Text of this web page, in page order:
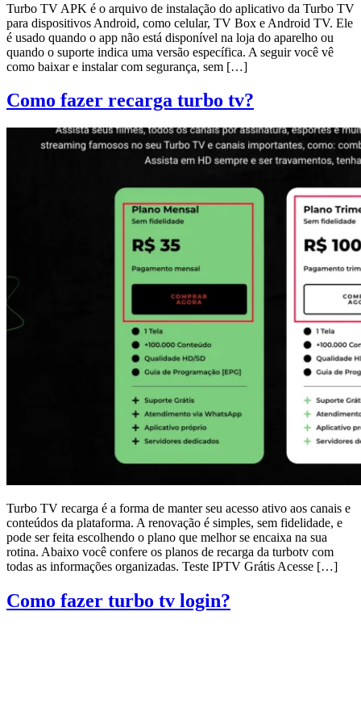
Turbo TV APK é o arquivo de instalação do aplicativo da Turbo TV
para dispositivos Android, como celular, TV Box e Android TV. Ele
é usado quando o app não está disponível na loja do aparelho ou
quando o suporte indica uma versão específica. A seguir você vê
como baixar e instalar com segurança, sem […]
Como fazer recarga turbo tv?
Turbo TV recarga é a forma de manter seu acesso ativo aos canais e
conteúdos da plataforma. A renovação é simples, sem fidelidade, e
pode ser feita escolhendo o plano que melhor se encaixa na sua
rotina. Abaixo você confere os planos de recarga da turbotv com
todas as informações organizadas. Teste IPTV Grátis Acesse […]
Como fazer turbo tv login?